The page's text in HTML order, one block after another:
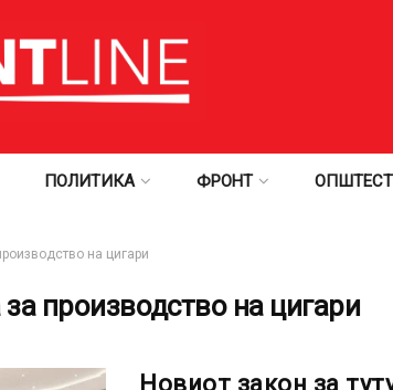
ПОЛИТИКА ФРОНТ
на цигари
за производство на цигари
Новиот закон за